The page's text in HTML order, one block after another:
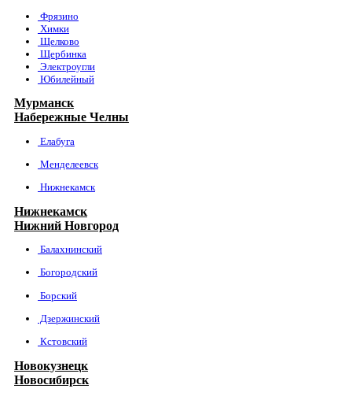
Фрязино
Химки
Щелково
Щербинка
Электроугли
Юбилейный
Мурманск
Набережные Челны
Елабуга
Менделеевск
Нижнекамск
Нижнекамск
Нижний Новгород
Балахнинский
Богородский
Борский
Дзержинский
Кстовский
Новокузнецк
Новосибирск